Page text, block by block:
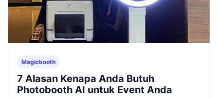
Magicbooth
7 Alasan Kenapa Anda Butuh
Photobooth AI untuk Event Anda